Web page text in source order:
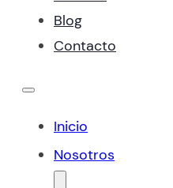
Blog
Contacto
Inicio
Nosotros